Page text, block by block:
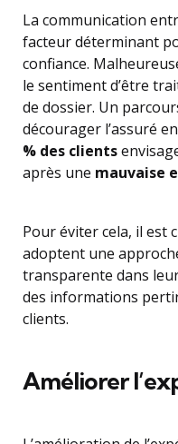
La communication
facteur déterminant
confiance.
le sentiment d’être
de dossier. Un
décourager l’assuré
% des clients
après une mauvaise
Pour éviter cela, il est
adoptent une
transparente dans
des informations
clients.
Améliorer